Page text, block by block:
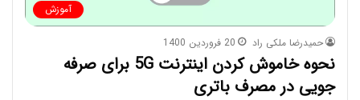
آموزش
حمیدرضا ملکی راد 20 فروردین 1400
نحوه خاموش کردن اینترنت 5G برای صرفه
جویی در مصرف باتری